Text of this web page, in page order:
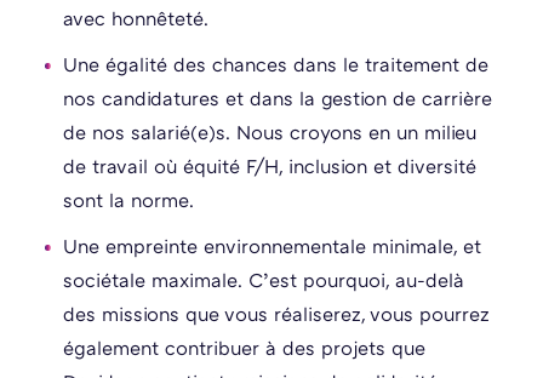
avec honnêteté.
Une égalité des chances dans le traitement de
nos candidatures et dans la gestion de carrière
de nos salarié(e)s. Nous croyons en un milieu
de travail où équité F/H, inclusion et diversité
sont la norme.
Une empreinte environnementale minimale, et
sociétale maximale. C’est pourquoi, au-delà
des missions que vous réaliserez, vous pourrez
également contribuer à des projets que